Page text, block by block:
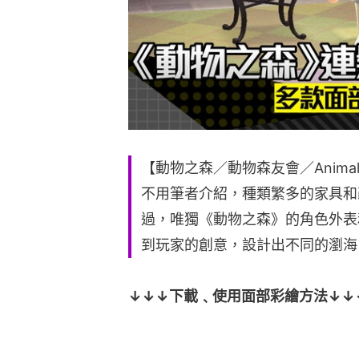
【動物之森／動物森友會／
不用筆者介紹，種類繁多的家具
過，唯獨《動物之森》的角色外
到玩家的創意，設計出不同的瀏
↓↓↓下載﹑使用面部彩繪方法